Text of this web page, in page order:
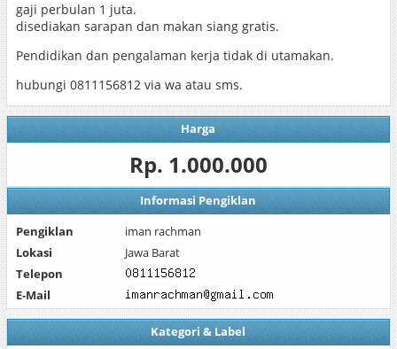
gaji perbulan 1 juta.
disediakan sarapan dan makan siang gratis.
Pendidikan dan pengalaman kerja tidak di utamakan.
hubungi 0811156812 via wa atau sms.
Harga
Rp. 1.000.000
Informasi Pengiklan
Pengiklan
iman rachman
Lokasi
Jawa Barat
Telepon
E-Mail
Kategori & Label